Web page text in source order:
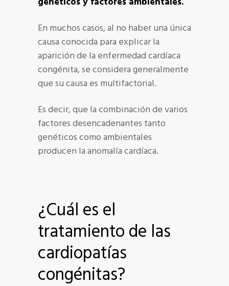
En muchos casos, al no haber una única
causa conocida para explicar la
aparición de la enfermedad cardíaca
congénita, se considera generalmente
que su causa es multifactorial.
Es decir, que la combinación de varios
factores desencadenantes tanto
genéticos como ambientales
producen la anomalía cardíaca.
¿Cuál es el
tratamiento de las
cardiopatías
congénitas?